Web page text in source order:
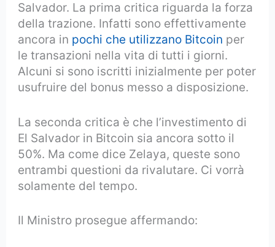
Salvador. La prima critica riguarda la forza
della trazione. Infatti sono effettivamente
ancora in pochi che utilizzano Bitcoin per
le transazioni nella vita di tutti i giorni.
Alcuni si sono iscritti inizialmente per poter
usufruire del bonus messo a disposizione.
La seconda critica è che l’investimento di
El Salvador in Bitcoin sia ancora sotto il
50%. Ma come dice Zelaya, queste sono
entrambi questioni da rivalutare. Ci vorrà
solamente del tempo.
Il Ministro prosegue affermando: